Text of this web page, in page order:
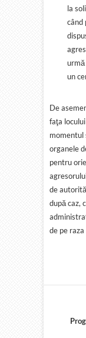
la
când
un
De
faţa
momentul
organele
pentru
de
după caz,
de pe